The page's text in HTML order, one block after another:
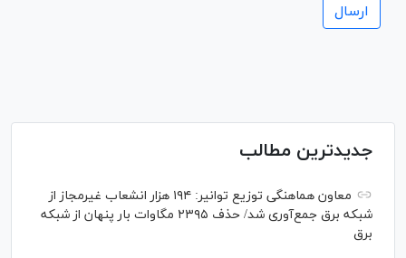
جدیدترین مطالب
معاون هماهنگی توزیع توانیر: ۱۹۴ هزار انشعاب غیرمجاز از
شبکه برق جمع‌آوری شد/ حذف ۲۳۹۵ مگاوات بار پنهان از شبکه
برق